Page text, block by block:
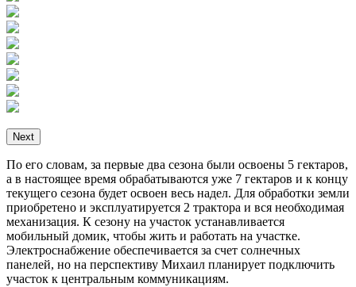
Next
По его словам, за первые два сезона были освоены 5 гектаров,
а в настоящее время обрабатываются уже 7 гектаров и к концу
текущего сезона будет освоен весь надел. Для обработки земли
приобретено и эксплуатируется 2 трактора и вся необходимая
механизация. К сезону на участок устанавливается
мобильный домик, чтобы жить и работать на участке.
Электроснабжение обеспечивается за счет солнечных
панелей, но на перспективу Михаил планирует подключить
участок к центральным коммуникациям.